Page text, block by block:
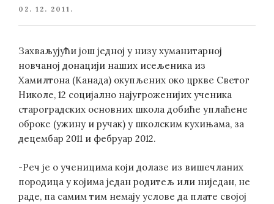
POSTED
02. 12. 2011.
Захваљујући још једној у низу хуманитарној
новчаној донацији наших исељеника из
Хамилтона (Канада) окупљених око цркве Светог
Николе, 12 социјално најугроженијих ученика
староградских основних школа добиће уплаћене
оброке (ужину и ручак) у школским кухињама, за
децембар 2011 и фебруар 2012.
-Реч је о ученицима који долазе из вишечланих
породица у којима један родитељ или ниједан, не
раде, па самим тим немају услове да плате својој